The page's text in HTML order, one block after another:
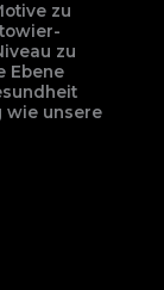
zu
zu
Ebene
wie unsere